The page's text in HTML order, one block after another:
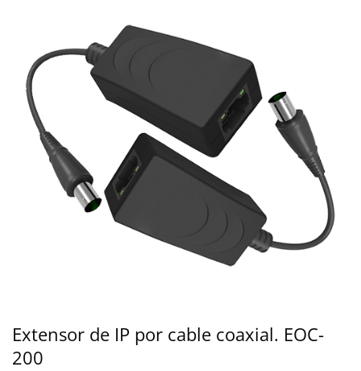
Extensor de IP por cable coaxial. EOC-
200